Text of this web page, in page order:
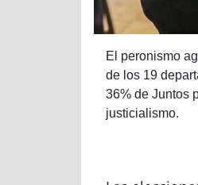
El peronismo
de los 19
36% de Juntos
justicialismo.